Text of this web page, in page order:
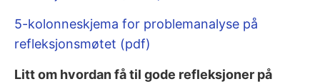
5-kolonneskjema for problemanalyse på
refleksjonsmøtet (pdf)
Litt om hvordan få til gode refleksjoner på